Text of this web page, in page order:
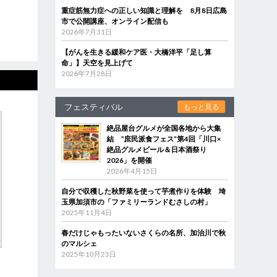
重症筋無力症への正しい知識と理解を 8月8日広島
市で公開講座、オンライン配信も
2026年7月31日
【がんを生きる緩和ケア医・大橋洋平「足し算
命」】天空を見上げて
2026年7月28日
フェスティバル もっと見る
絶品屋台グルメが全国各地から大集
結 “庶民派食フェス”第4回「川口×
絶品グルメビール＆日本酒祭り
2026」を開催
2026年4月15日
自分で収穫した秋野菜を使って芋煮作りを体験 埼
玉県加須市の「ファミリーランドむさしの村」
2025年11月4日
春だけじゃもったいないさくらの名所、加治川で秋
のマルシェ
2025年10月23日